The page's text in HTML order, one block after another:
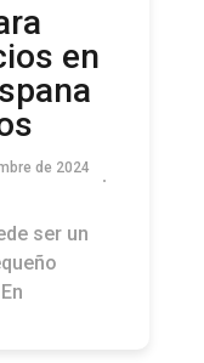
en
de 2024
ser un